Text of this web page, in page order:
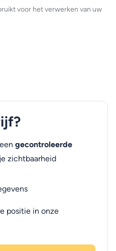
voor het verwerken van uw
gecontroleerde
zichtbaarheid
positie in onze